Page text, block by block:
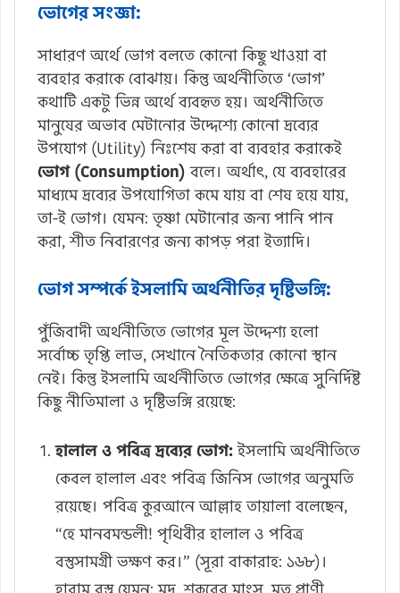
ভোগের সংজ্ঞা:
সাধারণ অর্থে ভোগ বলতে কোনো কিছু খাওয়া বা
ব্যবহার করাকে বোঝায়। কিন্তু অর্থনীতিতে ‘ভোগ’
কথাটি একটু ভিন্ন অর্থে ব্যবহৃত হয়। অর্থনীতিতে
মানুষের অভাব মেটানোর উদ্দেশ্যে কোনো দ্রব্যের
উপযোগ (Utility) নিঃশেষ করা বা ব্যবহার করাকেই
ভোগ (Consumption) বলে। অর্থাৎ, যে ব্যবহারের
মাধ্যমে দ্রব্যের উপযোগিতা কমে যায় বা শেষ হয়ে যায়,
তা-ই ভোগ। যেমন: তৃষ্ণা মেটানোর জন্য পানি পান
করা, শীত নিবারণের জন্য কাপড় পরা ইত্যাদি।
ভোগ সম্পর্কে ইসলামি অর্থনীতির দৃষ্টিভঙ্গি:
পুঁজিবাদী অর্থনীতিতে ভোগের মূল উদ্দেশ্য হলো
সর্বোচ্চ তৃপ্তি লাভ, সেখানে নৈতিকতার কোনো স্থান
নেই। কিন্তু ইসলামি অর্থনীতিতে ভোগের ক্ষেত্রে সুনির্দিষ্ট
কিছু নীতিমালা ও দৃষ্টিভঙ্গি রয়েছে:
হালাল ও পবিত্র দ্রব্যের ভোগ:ইসলামি অর্থনীতিতে
কেবল হালাল এবং পবিত্র জিনিস ভোগের অনুমতি
রয়েছে। পবিত্র কুরআনে আল্লাহ তায়ালা বলেছেন,
“হে মানবমন্ডলী! পৃথিবীর হালাল ও পবিত্র
বস্তুসামগ্রী ভক্ষণ কর।” (সূরা বাকারাহ: ১৬৮)।